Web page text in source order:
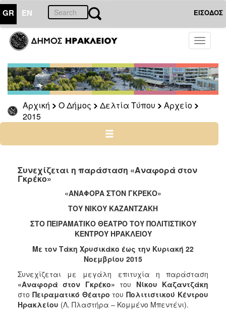
GR EN ΕΙΣΟΔΟΣ
Toggle
Αρχική Ο Δήμος Δελτία Τύπου
Αρχείο
2015
ΔΗΜΟΣ
Δελτία
Τύπου
Αρχείο
2026
2025
2022
2021
2018
2015
2013
2012
Συνεχίζεται η παράσταση «Αναφορά στον
Γκρέκο»
«ΑΝΑΦΟΡΑ ΣΤΟΝ ΓΚΡΕΚΟ»
ΤΟΥ ΝΙΚΟΥ ΚΑΖΑΝΤΖΑΚΗ
ΣΤΟ ΠΕΙΡΑΜΑΤΙΚΟ ΘΕΑΤΡΟ ΤΟΥ ΠΟΛΙΤΙΣΤΙΚΟΥ
ΚΕΝΤΡΟΥ ΗΡΑΚΛΕΙΟΥ
Με τον Τάκη Χρυσικάκο έως την Κυριακή 22
Νοεμβρίου 2015
Συνεχίζεται με μεγάλη επιτυχία η παράσταση
«Αναφορά στον Γκρέκο» του Νίκου Καζαντζάκη
στο Πειραματικό Θέατρο του Πολιτιστικού Κέντρου
Ηρακλείου (Λ. Πλαστήρα – Κομμένο Μπεντένι).